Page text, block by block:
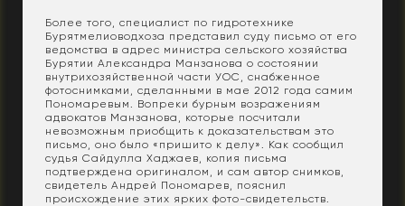
Более того, специалист по гидротехнике
Бурятмелиоводхоза представил суду письмо от его
ведомства в адрес министра сельского хозяйства
Бурятии Александра Манзанова о состоянии
внутрихозяйственной части УОС, снабженное
фотоснимками, сделанными в мае 2012 года самим
Пономаревым. Вопреки бурным возражениям
адвокатов Манзанова, которые посчитали
невозможным приобщить к доказательствам это
письмо, оно было «пришито к делу». Как сообщил
судья Сайдулла Хаджаев, копия письма
подтверждена оригиналом, и сам автор снимков,
свидетель Андрей Пономарев, пояснил
происхождение этих ярких фото-свидетельств.